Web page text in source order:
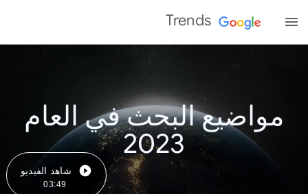
Trends
مواضيع البحث في العام
2023
شاهد الفيديو
03:49